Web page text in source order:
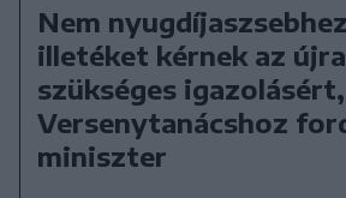
Nem
illetéket kérnek az
szükséges
Versenytanácshoz
miniszter